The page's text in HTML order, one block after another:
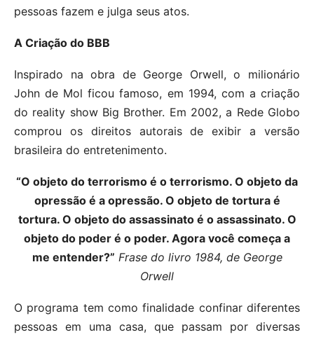
pessoas fazem e julga seus atos.
A Criação do BBB
Inspirado na obra de George Orwell, o milionário
John de Mol ficou famoso, em 1994, com a criação
do reality show Big Brother. Em 2002, a Rede Globo
comprou os direitos autorais de exibir a versão
brasileira do entretenimento.
“O objeto do terrorismo é o terrorismo. O objeto da
opressão é a opressão. O objeto de tortura é
tortura. O objeto do assassinato é o assassinato. O
objeto do poder é o poder. Agora você começa a
me entender?” Frase do livro 1984, de George
Orwell
O programa tem como finalidade confinar diferentes
pessoas em uma casa, que passam por diversas